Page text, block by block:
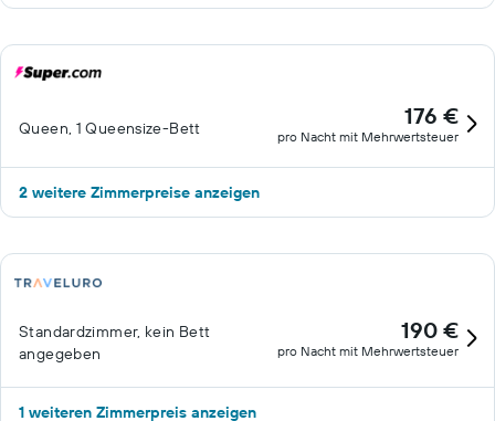
Queen, 1 Queensize-Bett 176 €
pro Nacht mit Mehrwertsteuer
2 weitere Zimmerpreise anzeigen
Standardzimmer, kein Bett
angegeben
190 €
pro Nacht mit Mehrwertsteuer
1 weiteren Zimmerpreis anzeigen